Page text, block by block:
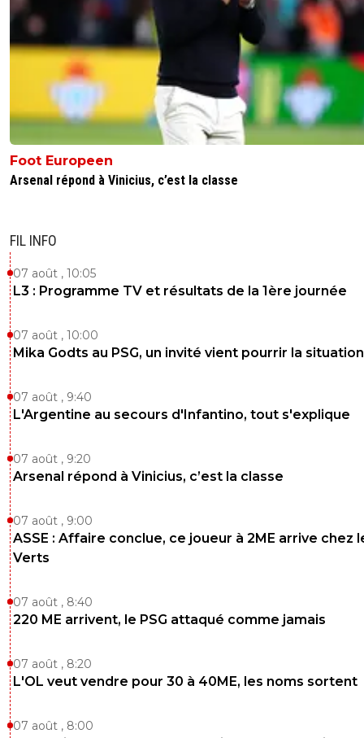
Foot Europeen
Arsenal répond à Vinicius, c’est la classe
FIL INFO
07 août , 10:05
L3 : Programme TV et résultats de la 1ère journée
07 août , 10:00
Mika Godts au PSG, un invité vient pourrir la situation
07 août , 9:40
L'Argentine au secours d'Infantino, tout s'explique
07 août , 9:20
Arsenal répond à Vinicius, c’est la classe
07 août , 9:00
ASSE : Affaire conclue, ce joueur à 2ME arrive chez
Verts
07 août , 8:40
220 ME arrivent, le PSG attaqué comme jamais
07 août , 8:20
L'OL veut vendre pour 30 à 40ME, les noms sortent
07 août , 8:00